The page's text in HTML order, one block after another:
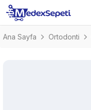
Ana Sayfa Ortodonti